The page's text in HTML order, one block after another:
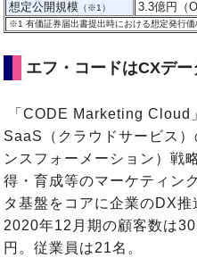
想定公開規模 （※1） 3.3億円（
※1有価証券届出書提出時における想定発行価
エフ・コードはCXデ
「CODE Marketing Cloud
SaaS（クラウドサービス
ンスフォーメーション）戦
得・育成等のマーケティン
タ基盤をコアに企業のDX推
2020年12月期の顧客数は
円。従業員は21名。